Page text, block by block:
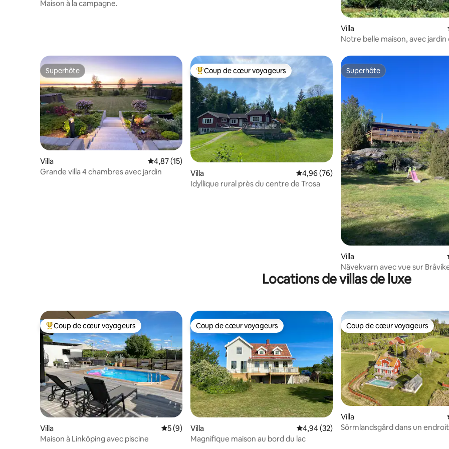
Maison à la campagne.
Villa
Notre belle maison, avec
Superhôte
Superhôte
Villa Évaluation moyenne sur la base de 15 commentaires : 4,87 sur 5
4,87 (15)
Grande villa 4 chambres avec jardin
Coups de cœur voyageurs les plus appréciés
Coup de cœur voyageurs
Villa Évaluation moyenne sur la base de 76
4,96 (76)
Idyllique rural près du centre de Trosa
Superhôte
Superhôte
Villa
Nävekvarn avec vue sur
Locations de villas de luxe
Coups de cœur voyageurs les plus appréciés
Coup de cœur voyageurs
Villa Évaluation moyenne sur la base de 9 commentaires : 5 sur 5
5 (9)
Maison à Linköping avec piscine
Coup de cœur voyageurs
Coup de cœur voyageurs
Villa Évaluation moyenne sur la base de 32
4,94 (32)
Magnifique maison au bord du lac
Coup de cœur voyageurs
Coup de cœur voyageurs
Villa
Sörmlandsgård dans un